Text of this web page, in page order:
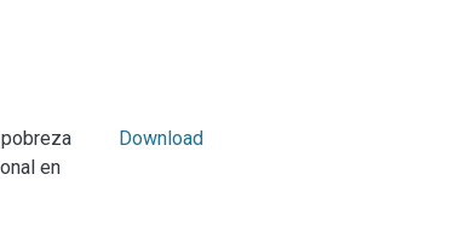
en
Download